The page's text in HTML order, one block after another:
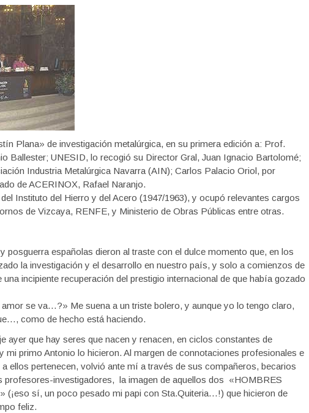
Plana» de investigación metalúrgica, en su primera edición a: Prof.
Ballester; UNESID, lo recogió su Director Gral, Juan Ignacio Bartolomé;
Industria Metalúrgica Navarra (AIN); Carlos Palacio Oriol, por
de ACERINOX, Rafael Naranjo.
Instituto del Hierro y del Acero (1947/1963), y ocupó relevantes cargos
de Vizcaya, RENFE, y Ministerio de Obras Públicas entre otras.
posguerra españolas dieron al traste con el dulce momento que, en los
la investigación y el desarrollo en nuestro país, y solo a comienzos de
incipiente recuperación del prestigio internacional de que había gozado
amor se va…?» Me suena a un triste bolero, y aunque yo lo tengo claro,
como de hecho está haciendo.
ayer que hay seres que nacen y renacen, en ciclos constantes de
mi primo Antonio lo hicieron. Al margen de connotaciones profesionales e
ellos pertenecen, volvió ante mí a través de sus compañeros, becarios
profesores-investigadores, la imagen de aquellos dos «HOMBRES
(¡eso sí, un poco pesado mi papi con Sta.Quiteria…!) que hicieron de
feliz.